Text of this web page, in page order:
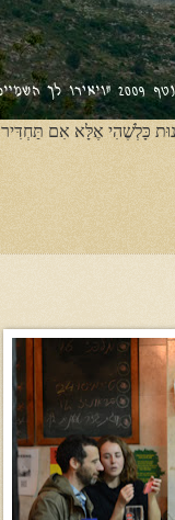
כָּלְשֶׁהִי אֶלָּא אִם תַּחְדִּיר